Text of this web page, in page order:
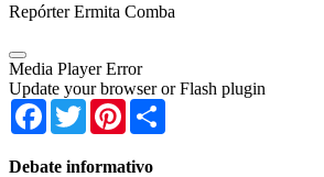
Repórter Ermita Comba
Media Player Error
Update your browser or Flash plugin
Facebook
TwitterPinterest
Debate informativo